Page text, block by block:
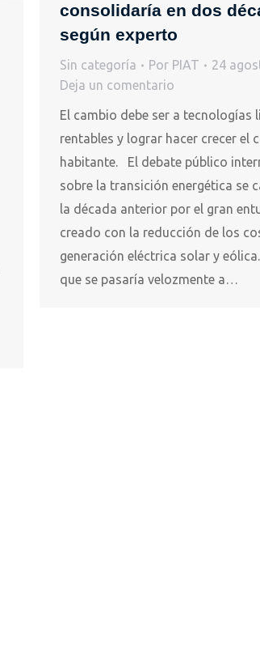
consolidaría en dos
según experto
Sin categoría Por PIAT
24
Deja un comentario
El cambio debe ser a tecnologías
rentables y lograr hacer crecer el
habitante. El debate público
sobre la transición energética se
la década anterior por el gran
creado con la reducción de los
generación eléctrica solar y
que se pasaría velozmente a…